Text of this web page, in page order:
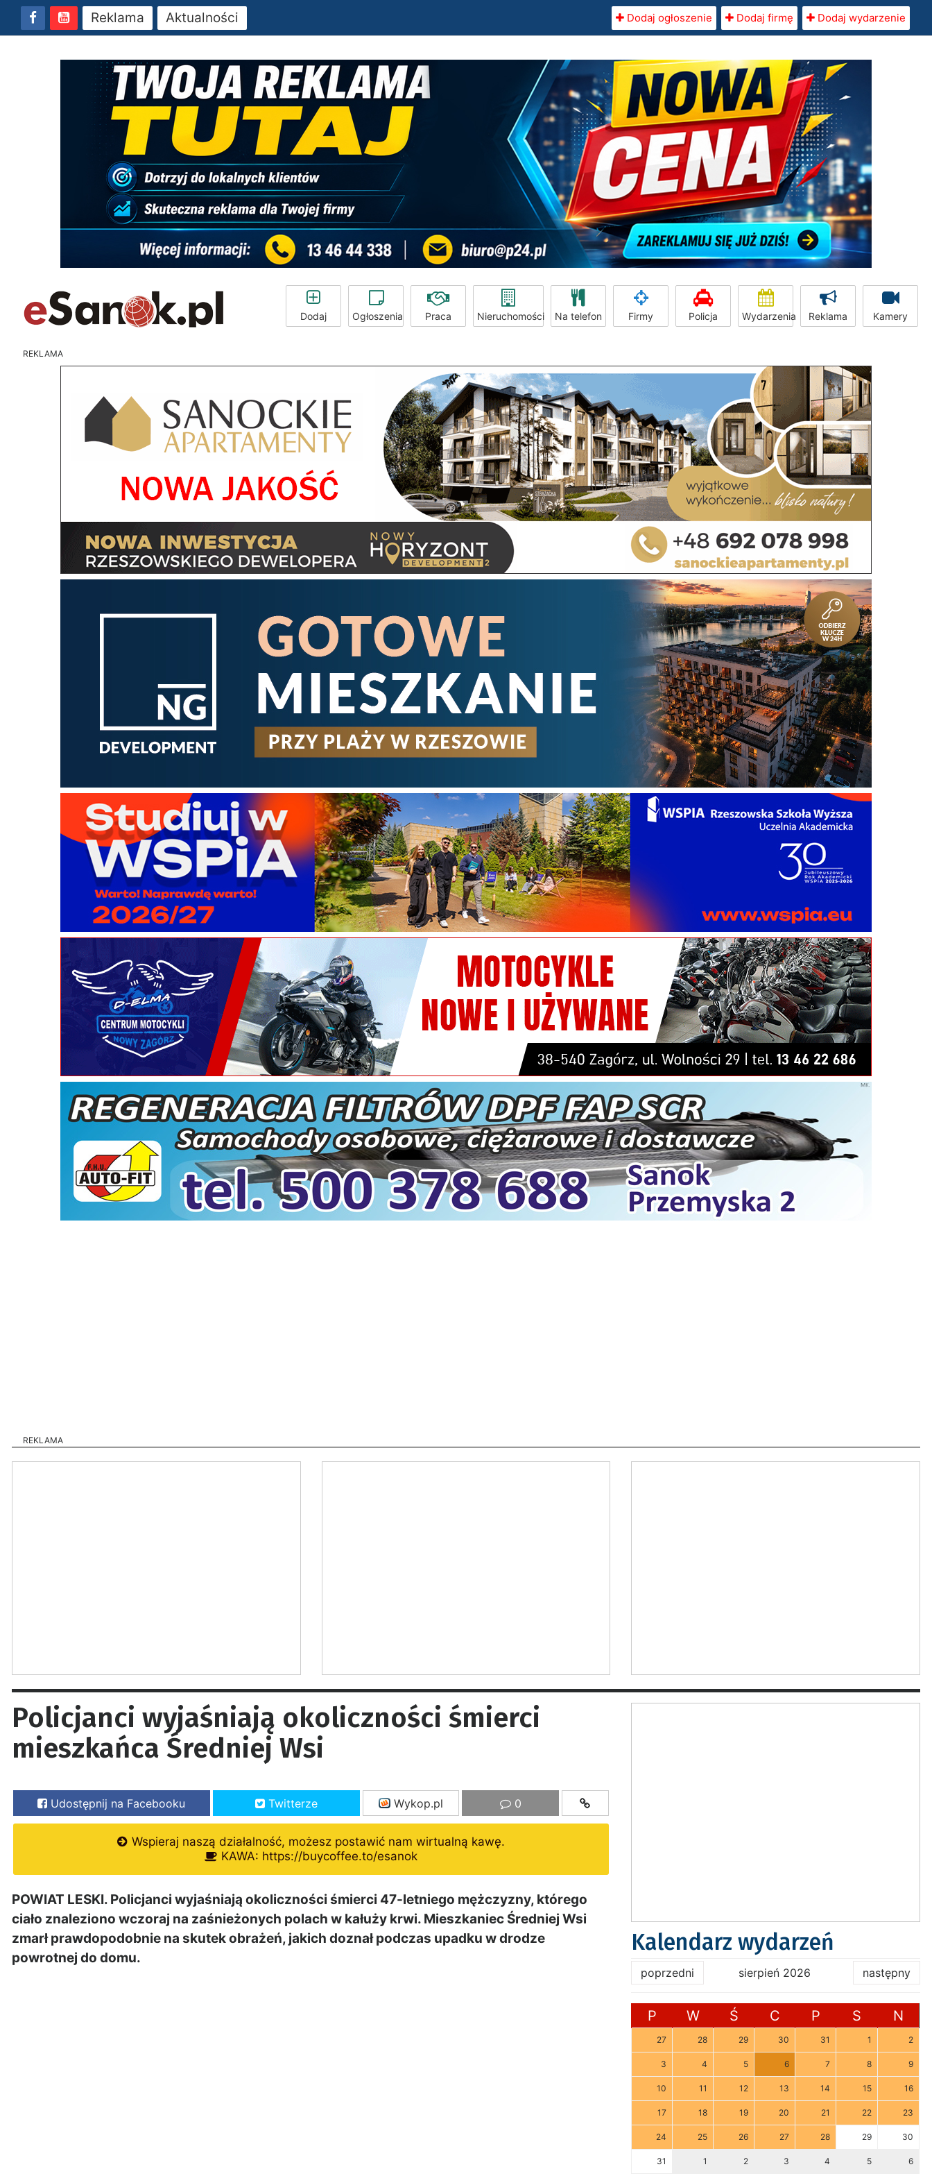
Reklama Aktualności Dodaj ogłoszenie Dodaj firmę Dodaj wydarzenie
Dodaj Ogłoszenia Praca Nieruchomości Na telefon Firmy Policja Wydarzenia Reklama Kamery
REKLAMA
REKLAMA
Policjanci wyjaśniają okoliczności śmierci
mieszkańca Średniej Wsi
Udostępnij na Facebooku Twitterze Wykop.pl 0
Wspieraj naszą działalność, możesz postawić nam wirtualną kawę.
KAWA: https://buycoffee.to/esanok
POWIAT LESKI. Policjanci wyjaśniają okoliczności śmierci 47-letniego mężczyzny, którego
ciało znaleziono wczoraj na zaśnieżonych polach w kałuży krwi. Mieszkaniec Średniej Wsi
zmarł prawdopodobnie na skutek obrażeń, jakich doznał podczas upadku w drodze
powrotnej do domu.
Kalendarz wydarzeń
poprzedni sierpień 2026 następny
P W Ś C P S N
27 28 29 30 31 1 2
3 4 5 6 7 8 9
10 11 12 13 14 15 16
17 18 19 20 21 22 23
24 25 26 27 28 29 30
31 1 2 3 4 5 6